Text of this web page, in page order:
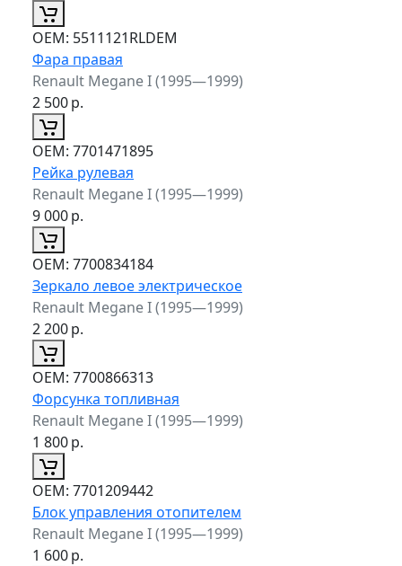
ОЕМ: 5511121RLDEM
Фара правая
Renault Megane I (1995—1999)
2 500р.
ОЕМ: 7701471895
Рейка рулевая
Renault Megane I (1995—1999)
9 000р.
ОЕМ: 7700834184
Зеркало левое электрическое
Renault Megane I (1995—1999)
2 200р.
ОЕМ: 7700866313
Форсунка топливная
Renault Megane I (1995—1999)
1 800р.
ОЕМ: 7701209442
Блок управления отопителем
Renault Megane I (1995—1999)
1 600р.